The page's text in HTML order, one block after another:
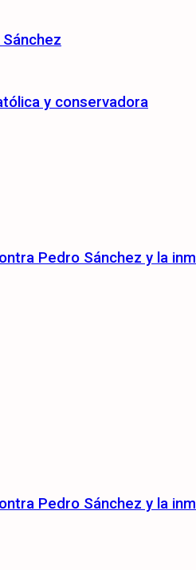
y conservadora
Pedro Sánchez y la
Pedro Sánchez y la